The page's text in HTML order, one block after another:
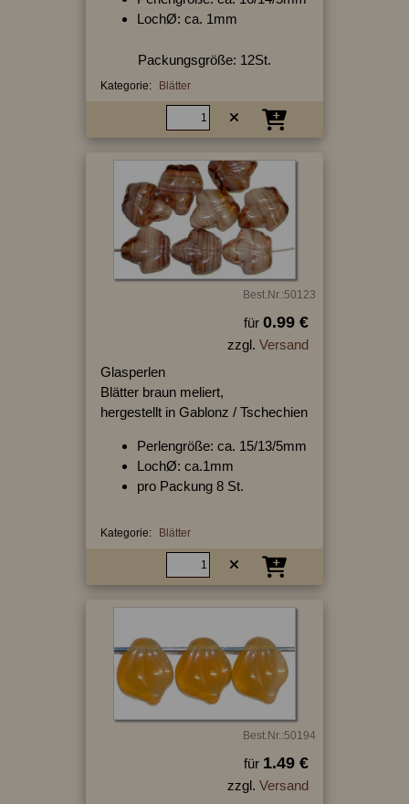
LochØ: ca. 1mm
Packungsgröße: 12St.
Kategorie: Blätter
Best.Nr.:50123
für 0.99 €
zzgl. Versand
Glasperlen
Blätter braun meliert,
hergestellt in Gablonz / Tschechien
Perlengröße: ca. 15/13/5mm
LochØ: ca.1mm
pro Packung 8 St.
Kategorie: Blätter
Best.Nr.:50194
für 1.49 €
zzgl. Versand